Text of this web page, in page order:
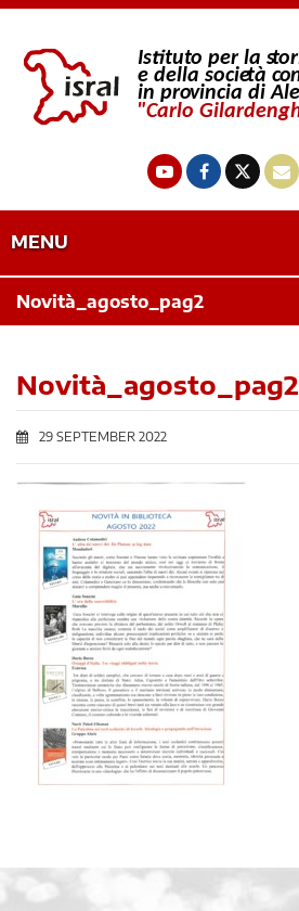
MENU
Novità_agosto_pag2
Novità_agosto_pag2
29 SEPTEMBER 2022